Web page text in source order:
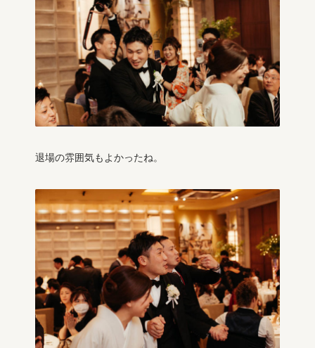
退場の雰囲気もよかったね。